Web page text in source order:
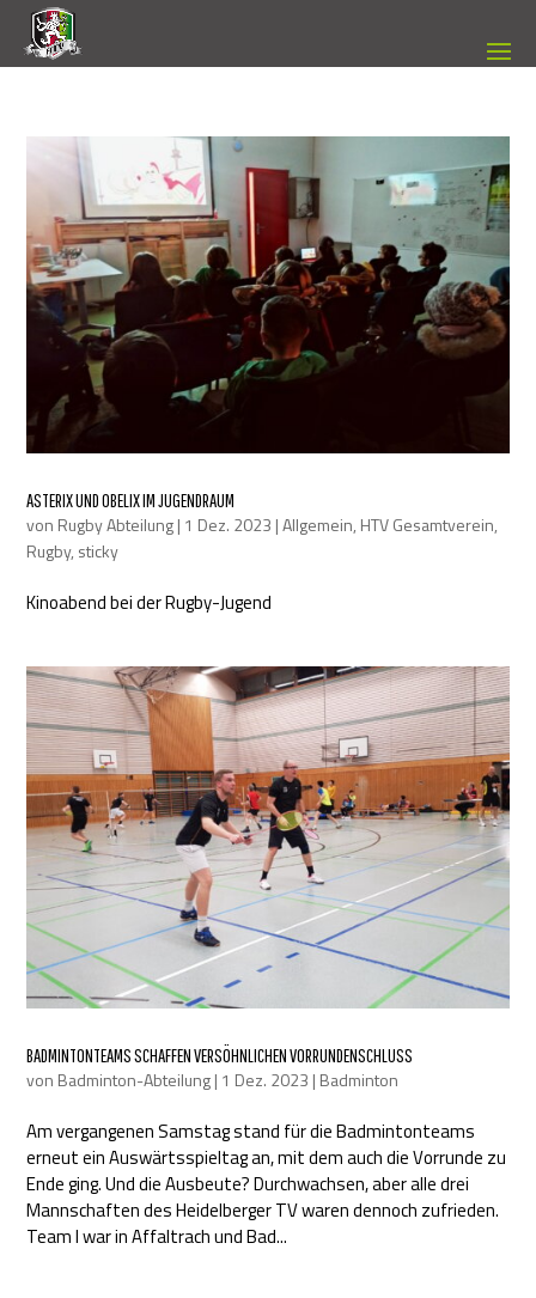
ASTERIX UND OBELIX IM JUGENDRAUM
von Rugby Abteilung| 1 Dez. 2023 |Allgemein, HTV Gesamtverein,
Rugby, sticky
Kinoabend bei der Rugby-Jugend
BADMINTONTEAMS SCHAFFEN VERSÖHNLICHEN VORRUNDENSCHLUSS
von Badminton-Abteilung| 1 Dez. 2023 | Badminton
Am vergangenen Samstag stand für die Badmintonteams
erneut ein Auswärtsspieltag an, mit dem auch die Vorrunde zu
Ende ging. Und die Ausbeute? Durchwachsen, aber alle drei
Mannschaften des Heidelberger TV waren dennoch zufrieden.
Team I war in Affaltrach und Bad...